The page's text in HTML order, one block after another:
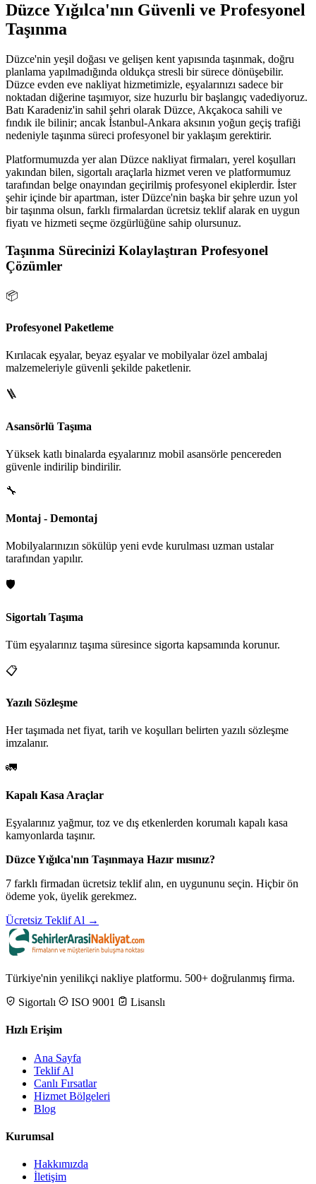
Düzce Yığılca'nın Güvenli ve Profesyonel
Taşınma
Düzce'nin yeşil doğası ve gelişen kent yapısında taşınmak, doğru
planlama yapılmadığında oldukça stresli bir sürece dönüşebilir.
Düzce evden eve nakliyat hizmetimizle, eşyalarınızı sadece bir
noktadan diğerine taşımıyor, size huzurlu bir başlangıç vadediyoruz.
Batı Karadeniz'in sahil şehri olarak Düzce, Akçakoca sahili ve
fındık ile bilinir; ancak İstanbul-Ankara aksının yoğun geçiş trafiği
nedeniyle taşınma süreci profesyonel bir yaklaşım gerektirir.
Platformumuzda yer alan Düzce nakliyat firmaları, yerel koşulları
yakından bilen, sigortalı araçlarla hizmet veren ve platformumuz
tarafından belge onayından geçirilmiş profesyonel ekiplerdir. İster
şehir içinde bir apartman, ister Düzce'nin başka bir şehre uzun yol
bir taşınma olsun, farklı firmalardan ücretsiz teklif alarak en uygun
fiyatı ve hizmeti seçme özgürlüğüne sahip olursunuz.
Taşınma Sürecinizi Kolaylaştıran Profesyonel
Çözümler
📦
Profesyonel Paketleme
Kırılacak eşyalar, beyaz eşyalar ve mobilyalar özel ambalaj
malzemeleriyle güvenli şekilde paketlenir.
🪜
Asansörlü Taşıma
Yüksek katlı binalarda eşyalarınız mobil asansörle pencereden
güvenle indirilip bindirilir.
🔧
Montaj - Demontaj
Mobilyalarınızın sökülüp yeni evde kurulması uzman ustalar
tarafından yapılır.
🛡️
Sigortalı Taşıma
Tüm eşyalarınız taşıma süresince sigorta kapsamında korunur.
📋
Yazılı Sözleşme
Her taşımada net fiyat, tarih ve koşulları belirten yazılı sözleşme
imzalanır.
🚛
Kapalı Kasa Araçlar
Eşyalarınız yağmur, toz ve dış etkenlerden korumalı kapalı kasa
kamyonlarda taşınır.
Düzce Yığılca'nın Taşınmaya Hazır mısınız?
7 farklı firmadan ücretsiz teklif alın, en uygununu seçin. Hiçbir ön
ödeme yok, üyelik gerekmez.
Ücretsiz Teklif Al →
Türkiye'nin yenilikçi nakliye platformu. 500+ doğrulanmış firma.
Sigortalı
ISO 9001 Lisanslı
Hızlı Erişim
Ana Sayfa
Teklif Al
Canlı Fırsatlar
Hizmet Bölgeleri
Blog
Kurumsal
Hakkımızda
İletişim